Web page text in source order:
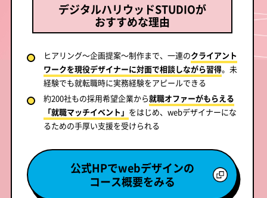
デジタルハリウッドSTUDIOが
おすすめな理由
ヒアリング～企画提案～制作まで、一連のクライアント
ワークを現役デザイナーに対面で相談しながら習得。未
経験でも就転職時に実務経験をアピールできる
約200社もの採用希望企業から就職オファーがもらえる
「就職マッチイベント」 をはじめ、webデザイナーにな
るための手厚い支援を受けられる
公式HPでwebデザインの
コース概要をみる